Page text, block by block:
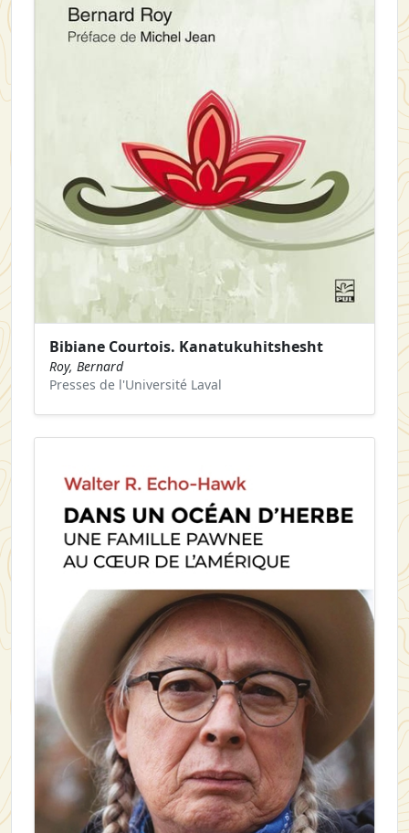
Bibiane Courtois. Kanatukuhitshesht
Roy, Bernard
Presses de l'Université Laval